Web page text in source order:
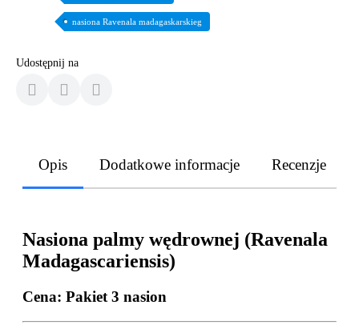
nasiona Ravenala madagaskarskieg
Udostępnij na
Opis Dodatkowe informacje Recenzje
Nasiona palmy wędrownej (Ravenala
Madagascariensis)
Cena: Pakiet 3 nasion